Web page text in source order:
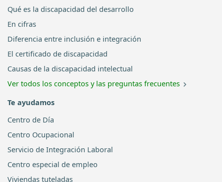
Qué es la discapacidad del desarrollo
En cifras
Diferencia entre inclusión e integración
El certificado de discapacidad
Causas de la discapacidad intelectual
Ver todos los conceptos y las preguntas frecuentes
Te ayudamos
Centro de Día
Centro Ocupacional
Servicio de Integración Laboral
Centro especial de empleo
Viviendas tuteladas